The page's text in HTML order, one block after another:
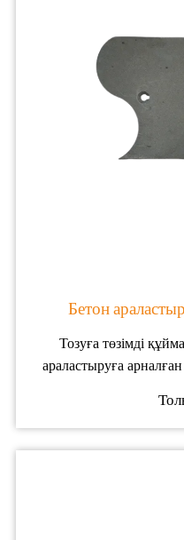
Бетон
Тозуға төзімді
араластыруға